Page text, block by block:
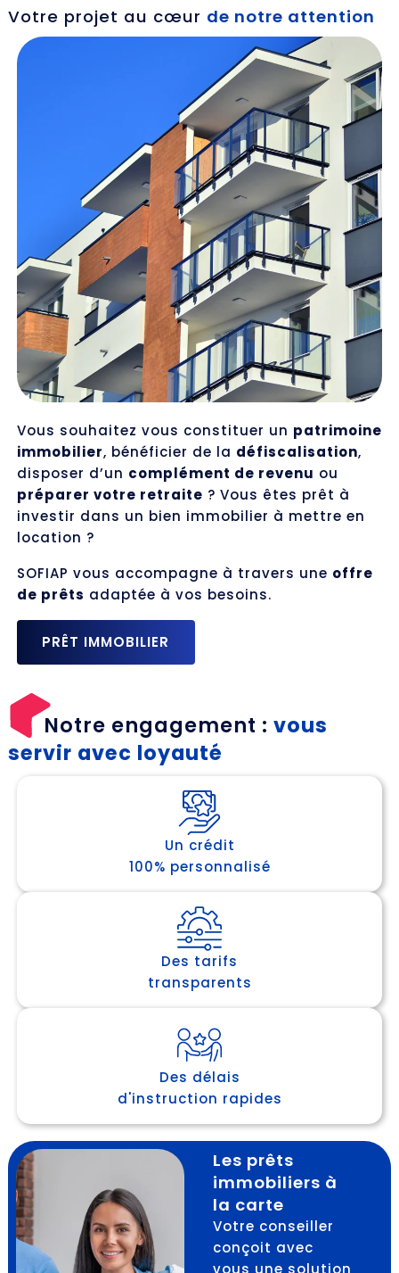
Votre projet au cœur de notre attention
Vous souhaitez vous constituer un patrimoine
immobilier, bénéficier de la défiscalisation,
disposer d’un complément de revenu ou
préparer votre retraite ? Vous êtes prêt à
investir dans un bien immobilier à mettre en
location ?
SOFIAP vous accompagne à travers une offre
de prêts adaptée à vos besoins.
PRÊT IMMOBILIER
Notre engagement : vous
servir avec loyauté
Un crédit
100% personnalisé
Des tarifs
transparents
Des délais
d'instruction rapides
Les prêts
immobiliers à
la carte
Votre conseiller
conçoit avec
vous une solution